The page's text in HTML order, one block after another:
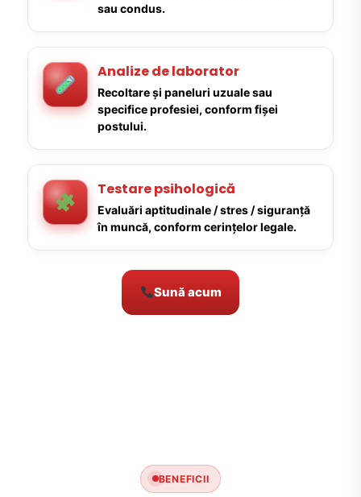
sau condus.
Analize de laborator
Recoltare și paneluri uzuale sau
specifice profesiei, conform fișei
postului.
Testare psihologică
Evaluări aptitudinale / stres / siguranță
în muncă, conform cerințelor legale.
Sună acum
BENEFICII